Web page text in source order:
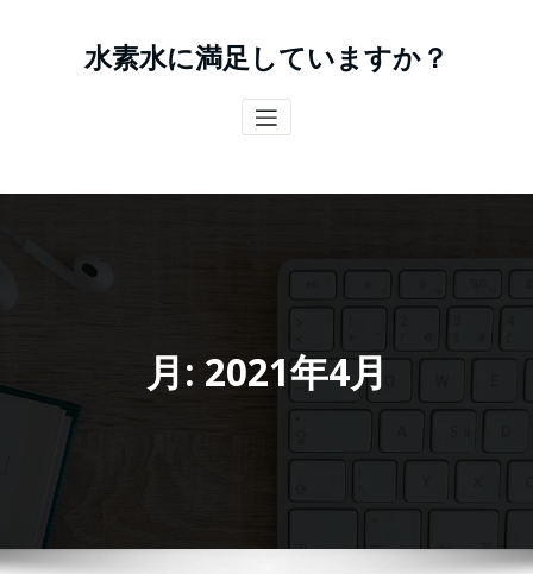
キ
水素水に満足していますか？
月: 2021年4月